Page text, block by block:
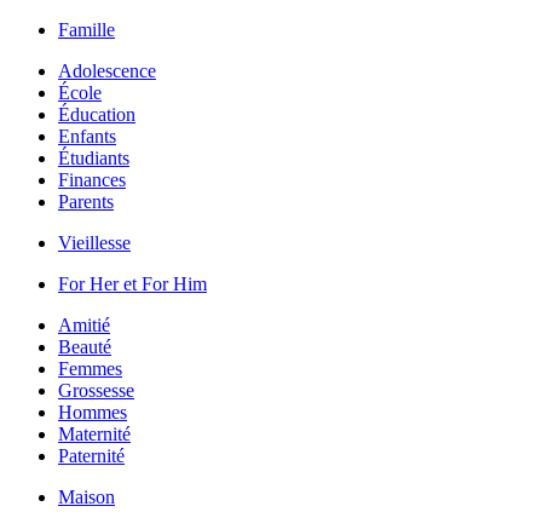
Famille
Adolescence
École
Éducation
Enfants
Étudiants
Finances
Parents
Vieillesse
For Her et For Him
Amitié
Beauté
Femmes
Grossesse
Hommes
Maternité
Paternité
Maison